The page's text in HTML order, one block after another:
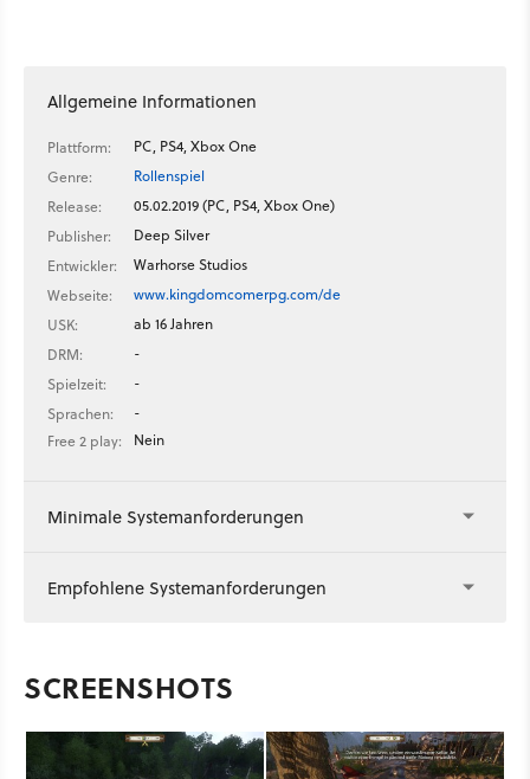
Allgemeine Informationen
Plattform:
PC, PS4, Xbox One
Genre:
Rollenspiel
Release:
05.02.2019 (PC, PS4, Xbox One)
Publisher:
Deep Silver
Entwickler:
Warhorse Studios
Webseite:
www.kingdomcomerpg.com/de
USK:
ab 16 Jahren
DRM:
-
Spielzeit:
-
Sprachen:
-
Free 2 play:
Nein
Minimale Systemanforderungen
Empfohlene Systemanforderungen
SCREENSHOTS